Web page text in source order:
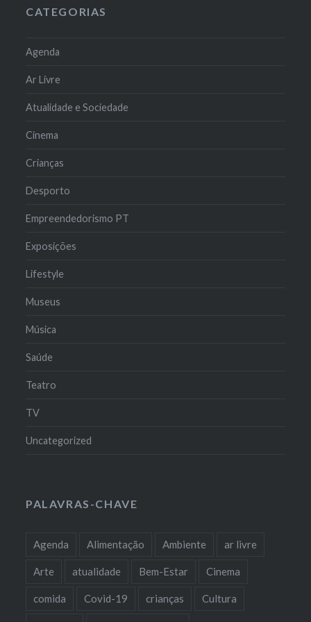
CATEGORIAS
Agenda
Ar Livre
Atualidade e Sociedade
Cinema
Crianças
Desporto
Empreendedorismo PT
Exposições
Lifestyle
Museus
Música
Saúde
Teatro
TV
Uncategorized
PALAVRAS-CHAVE
Agenda Alimentação Ambiente ar livre
Arte atualidade Bem-Estar Cinema
comida Covid-19 crianças Cultura